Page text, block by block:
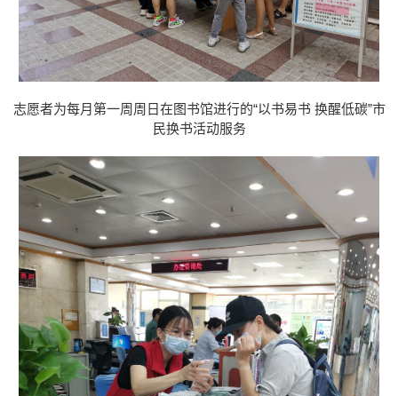
志愿者为每月第一周周日在图书馆进行的“以书易书 换醒低碳”市
民换书活动服务